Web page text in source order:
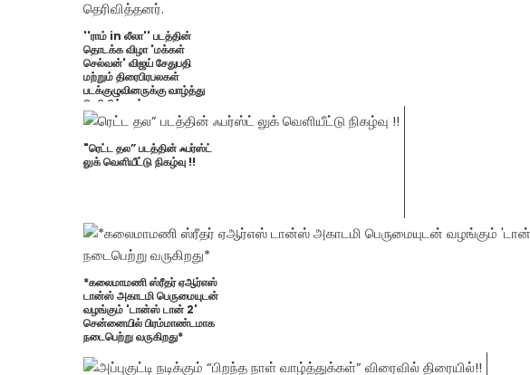
''ராம் in லீலா'' படத்தின்
தொடக்க விழா 'மக்கள்
செல்வன்' விஜய் சேதுபதி
மற்றும் திரைபிரபலகள்
படக்குழுவினருக்கு வாழ்த்து
தெரிவித்தனர்.
"ரெட்ட தல” படத்தின் ஃபர்ஸ்ட்
லுக் வெளியீட்டு நிகழ்வு !!
*கலைமாமணி ஸ்ரீதர் ஏஆர்எஸ்
டான்ஸ் அகாடமி பெருமையுடன்
வழங்கும் 'டான்ஸ் டான் 2'
சென்னையில் பிரம்மாண்டமாக
நடைபெற்று வருகிறது*